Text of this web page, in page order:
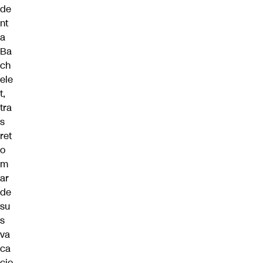
de
nt
a
Ba
ch
ele
t,
tra
s
ret
o
m
ar
de
su
s
va
ca